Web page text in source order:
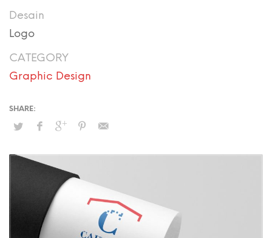
Desain
Logo
CATEGORY
Graphic Design